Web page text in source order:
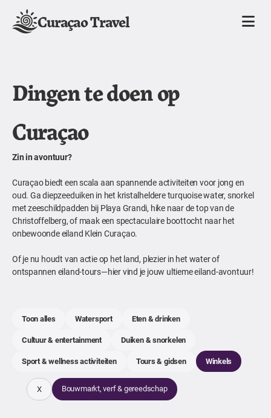
Curaçao Travel
Dingen te doen op
Curaçao
Zin in avontuur?
Curaçao biedt een scala aan spannende activiteiten voor jong en
oud. Ga diepzeeduiken in het kristalheldere turquoise water, snorkel
met zeeschildpadden bij Playa Grandi, hike naar de top van de
Christoffelberg, of maak een spectaculaire boottocht naar het
onbewoonde eiland Klein Curaçao.
Of je nu houdt van actie op het land, plezier in het water of
ontspannen eiland-tours—hier vind je jouw ultieme eiland-avontuur!
Toon alles Watersport
Eten & drinken
Cultuur & entertainment
Duiken & snorkelen
Sport & wellness activiteiten
Tours & gidsen Winkels
X Bouwmarkt, verf & gereedschap